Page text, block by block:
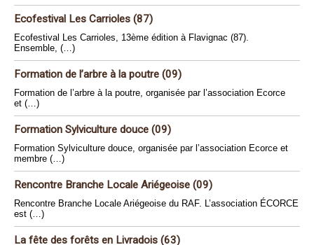
Ecofestival Les Carrioles (87)
Ecofestival Les Carrioles, 13ème édition à Flavignac (87).
Ensemble, (…)
Formation de l’arbre à la poutre (09)
Formation de l’arbre à la poutre, organisée par l’association Ecorce
et (…)
Formation Sylviculture douce (09)
Formation Sylviculture douce, organisée par l’association Ecorce et
membre (…)
Rencontre Branche Locale Ariégeoise (09)
Rencontre Branche Locale Ariégeoise du RAF. L’association ÉCORCE
est (…)
La fête des forêts en Livradois (63)